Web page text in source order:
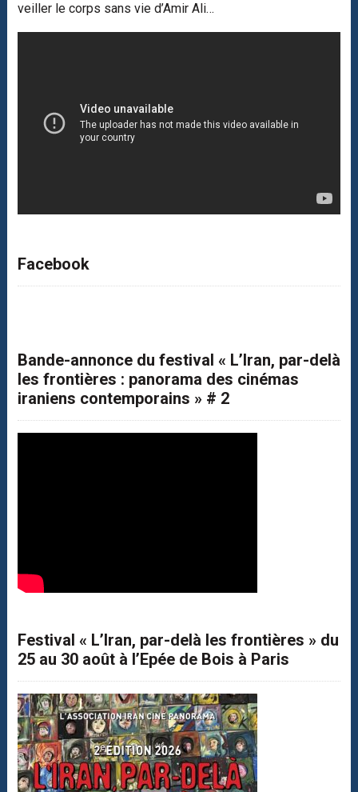
veiller le corps sans vie d’Amir Ali…
Facebook
Bande-annonce du festival « L’Iran, par-delà
les frontières : panorama des cinémas
iraniens contemporains » # 2
Festival « L’Iran, par-delà les frontières » du
25 au 30 août à l’Epée de Bois à Paris